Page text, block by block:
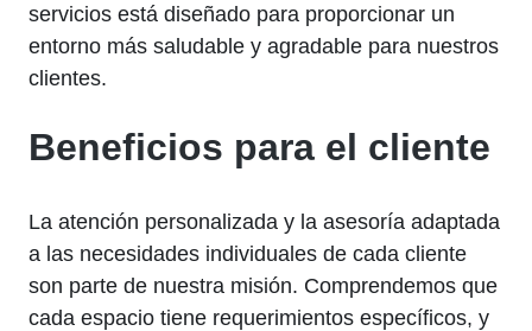
servicios está diseñado para proporcionar un
entorno más saludable y agradable para nuestros
clientes.
Beneficios para el cliente
La atención personalizada y la asesoría adaptada
a las necesidades individuales de cada cliente
son parte de nuestra misión. Comprendemos que
cada espacio tiene requerimientos específicos, y